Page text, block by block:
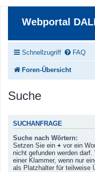
Webportal
Schnellzugriff FAQ
Foren-Übersicht
Suche
SUCHANFRAGE
Suche nach Wörtern:
Setzen Sie ein + vor ein
nicht gefunden werden
einer Klammer, wenn nur
als Platzhalter für teilweise